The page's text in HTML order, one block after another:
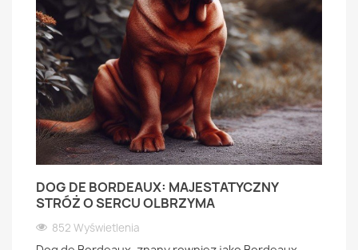
DOG DE BORDEAUX: MAJESTATYCZNY
STRÓŻ O SERCU OLBRZYMA
852 Wyświetlenia